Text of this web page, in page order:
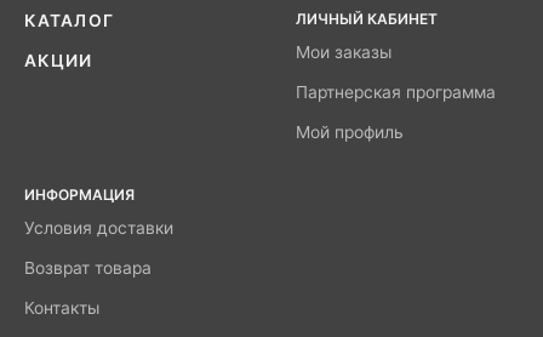
КАТАЛОГ
АКЦИИ
ЛИЧНЫЙ КАБИНЕТ
Мои заказы
Партнерская программа
Мой профиль
ИНФОРМАЦИЯ
Условия доставки
Возврат товара
Контакты